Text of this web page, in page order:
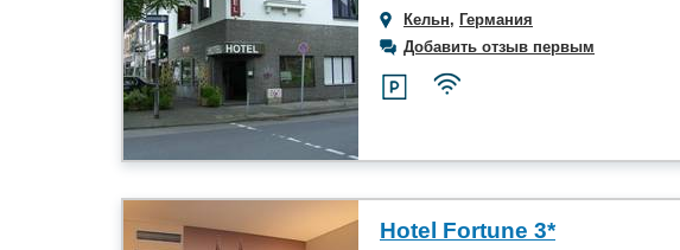
Кельн, Германия
Добавить отзыв первым
Hotel Fortune 3*